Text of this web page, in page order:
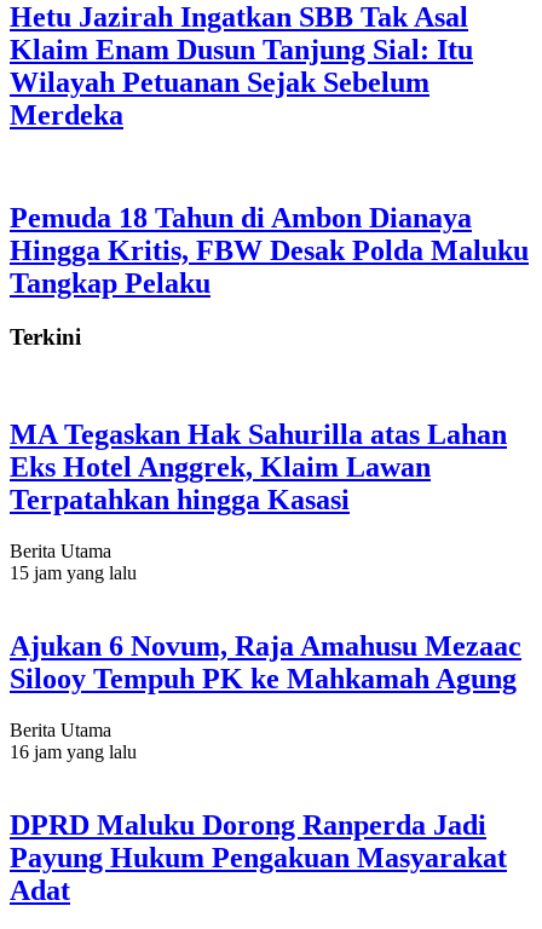
Hetu Jazirah Ingatkan SBB Tak Asal
Klaim Enam Dusun Tanjung Sial: Itu
Wilayah Petuanan Sejak Sebelum
Merdeka
Pemuda 18 Tahun di Ambon Dianaya
Hingga Kritis, FBW Desak Polda Maluku
Tangkap Pelaku
Terkini
MA Tegaskan Hak Sahurilla atas Lahan
Eks Hotel Anggrek, Klaim Lawan
Terpatahkan hingga Kasasi
Berita Utama
15 jam yang lalu
Ajukan 6 Novum, Raja Amahusu Mezaac
Silooy Tempuh PK ke Mahkamah Agung
Berita Utama
16 jam yang lalu
DPRD Maluku Dorong Ranperda Jadi
Payung Hukum Pengakuan Masyarakat
Adat